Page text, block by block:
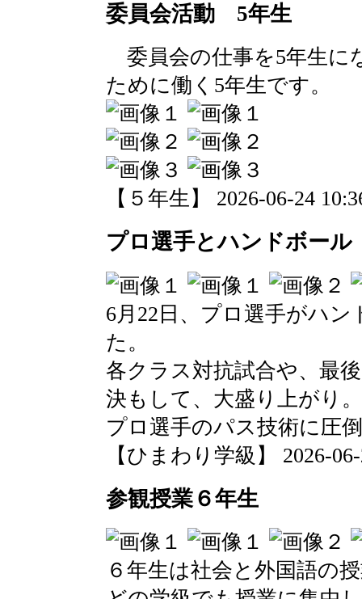
委員会活動 5年生
委員会の仕事を5年生に
ために働く5年生です。
【５年生】 2026-06-24
プロ選手とハンドボール
6月22日、プロ選手がハ
た。
各クラス対抗試合や、最
決もして、大盛り上がり。
プロ選手のパス技術に圧
【ひまわり学級】 2026-
参観授業６年生
６年生は社会と外国語の